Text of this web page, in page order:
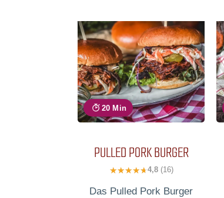
20 Min
PULLED PORK BURGER
4,8 (16)
Das Pulled Pork Burger